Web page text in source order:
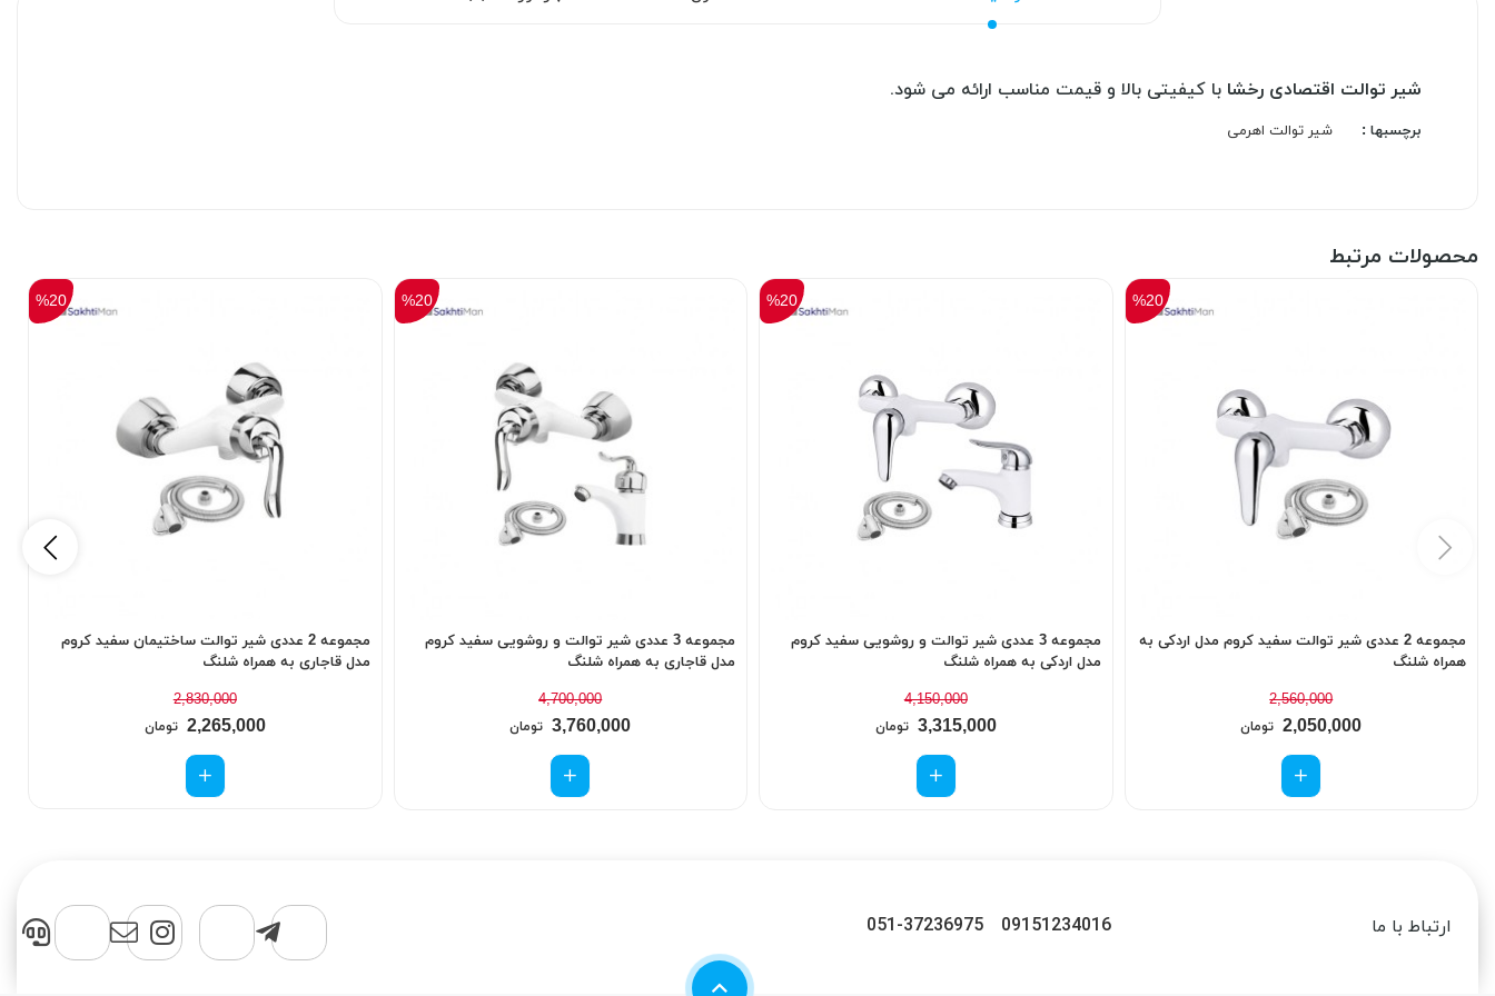
شیر توالت اقتصادی رخشا با کیفیتی بالا و قیمت مناسب ارائه می شود.
برچسبها : شیر توالت اهرمی
محصولات مرتبط
مجموعه 2 عددی شیر توالت سفید کروم مدل اردکی به
همراه شلنگ
2,560,000
%20
2,050,000 تومان
مجموعه 3 عددی شیر توالت و روشویی سفید کروم
مدل اردکی به همراه شلنگ
4,150,000
%20
3,315,000 تومان
مجموعه 3 عددی شیر توالت و روشویی سفید کروم
مدل قاجاری به همراه شلنگ
4,700,000
%20
3,760,000 تومان
مجموعه 2 عددی شیر توالت ساختیمان سفید کروم
مدل قاجاری به همراه شلنگ
2,830,000
%20
2,265,000 تومان
ارتباط با ما 09151234016
051-37236975